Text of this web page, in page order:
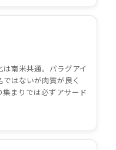
南米共通。パラグアイ
はないが肉質が良く
まりでは必ずアサード